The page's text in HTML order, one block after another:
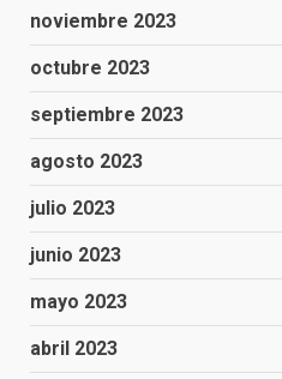
noviembre 2023
octubre 2023
septiembre 2023
agosto 2023
julio 2023
junio 2023
mayo 2023
abril 2023